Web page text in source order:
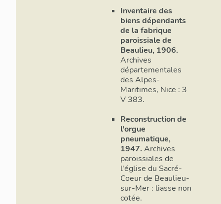
Inventaire des
biens dépendants
de la fabrique
paroissiale de
Beaulieu, 1906.
Archives
départementales
des Alpes-
Maritimes, Nice : 3
V 383.
Reconstruction de
l'orgue
pneumatique,
1947. Archives
paroissiales de
l'église du Sacré-
Coeur de Beaulieu-
sur-Mer : liasse non
cotée.